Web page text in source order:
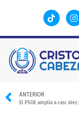
ANTERIOR